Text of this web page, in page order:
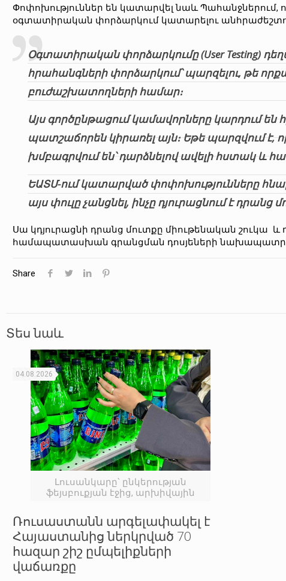
Փոփոխություններ են կատարվել նաև Պահանջներում,
օգտատիրական փորձարկում կատարելու
Օգտատիրական փորձարկումը (User Testing)
հրահանգների փորձարկում՝ պարզելու, թե
բուժաշխատողների համար։
Այս գործընթացում կամավորները կարդում
պատշաճորեն կիրառել այն։ Եթե պարզվում
խմբագրվում են՝ դարձնելով ավելի հստակ և
ԵԱՏՄ-ում կատարված փոփոխությունները
այս փուլը չանցնել, ինչը դյուրացնում է դրանց
Սա կդյուրացնի դրանց մուտքը միութենական շուկա
համապատասխան գրանցման դոսյեների
Share
Տես նաև
Լուսանկարը՝ ընկերության
ֆեյսբուքյան էջից, արխիվային
04.08.2026
Ռուսաստանն արգելափակել է
Հայաստանից ներկրված 70
հազար շիշ ըմպելիքների
վաճառքը